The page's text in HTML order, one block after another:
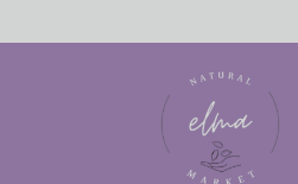
al